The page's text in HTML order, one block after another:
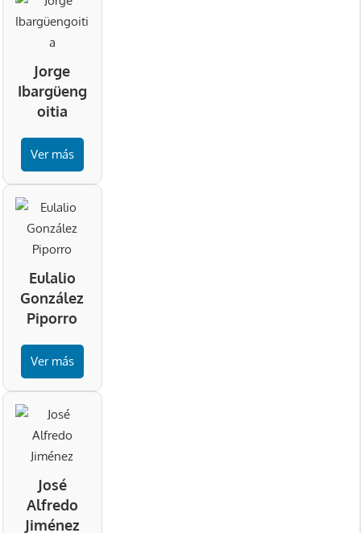
Jorge
Ibargüeng
oitia
Ver más
Eulalio
González
Piporro
Ver más
José
Alfredo
Jiménez